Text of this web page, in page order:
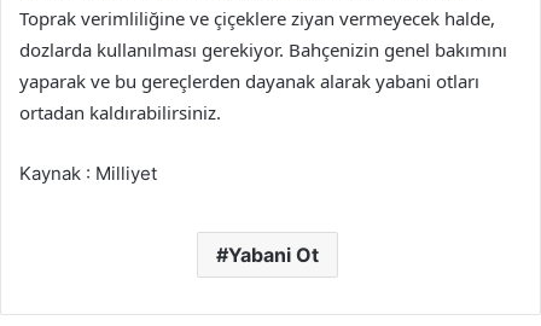
Toprak verimliliğine ve çiçeklere ziyan vermeyecek halde,
dozlarda kullanılması gerekiyor. Bahçenizin genel bakımını
yaparak ve bu gereçlerden dayanak alarak yabani otları
ortadan kaldırabilirsiniz.
Kaynak : Milliyet
Yabani Ot